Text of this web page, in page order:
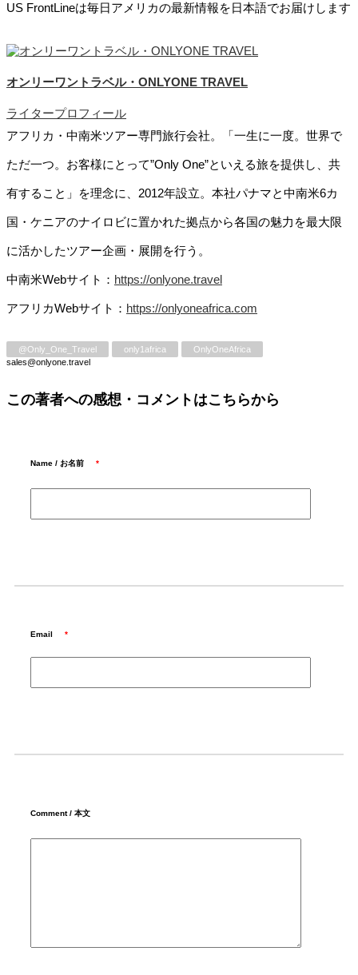
US FrontLineは毎日アメリカの最新情報を日本語でお届けします
オンリーワントラベル・ONLYONE TRAVEL
ライタープロフィール
アフリカ・中南米ツアー専門旅行会社。「一生に一度。世界で
ただ一つ。お客様にとって”Only One”といえる旅を提供し、共
有すること」を理念に、2012年設立。本社パナマと中南米6カ
国・ケニアのナイロビに置かれた拠点から各国の魅力を最大限
に活かしたツアー企画・展開を行う。
中南米Webサイト： https://onlyone.travel
アフリカWebサイト： https://onlyoneafrica.com
@Only_One_Travel only1africa
OnlyOneAfrica
sales@onlyone.travel
この著者への感想・コメントはこちらから
Name / お名前 *
Email *
Comment / 本文